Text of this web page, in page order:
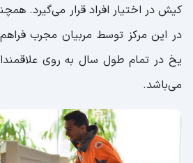
کیش در اختیار افراد قرار می‌گیرد.
در این مرکز توسط مربیان مجرب
یخ در تمام طول سال به روی
می‌باشد.